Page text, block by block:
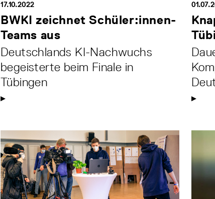
17.10.2022
BWKI zeichnet Schüler:innen-
Teams aus
Deutschlands KI-Nachwuchs
begeisterte beim Finale in
Tübingen